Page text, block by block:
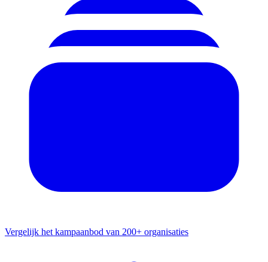
Vergelijk het kampaanbod van 200+ organisaties